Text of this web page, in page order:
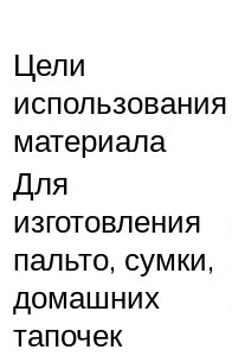
Цели
использования
материала
Для
изготовления
пальто, сумки,
домашних
тапочек